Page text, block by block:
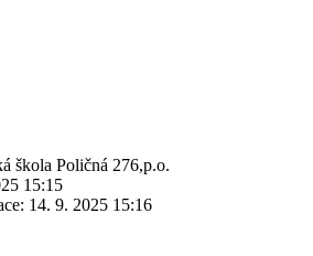
škola Poličná 276,p.o.
15:15
14. 9. 2025 15:16